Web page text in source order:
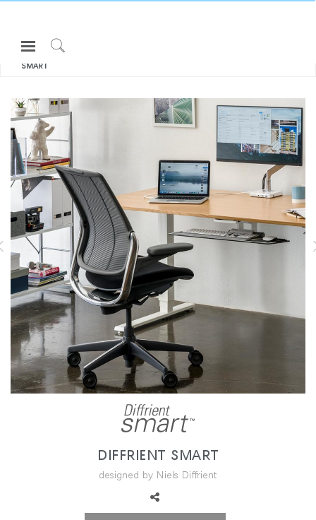
Open
Navigation
Menu
제품
인체공학
리소스
회사 소개
고객센터
Partners
고객지원
쇼룸
지역 설정
Opens
to
Facebook
Opens
to
Twitter
Opens
to
Linkedin
Opens
to
Instagram
Opens
to
Humanscale
Opens
Pinterest
Opens
to
YouTube
LIBERTY TASK DIFFRIENT SMART
모두 보기 의자 & 스툴
SMART
DIFFRIENT SMART
designed by Niels Diffrient